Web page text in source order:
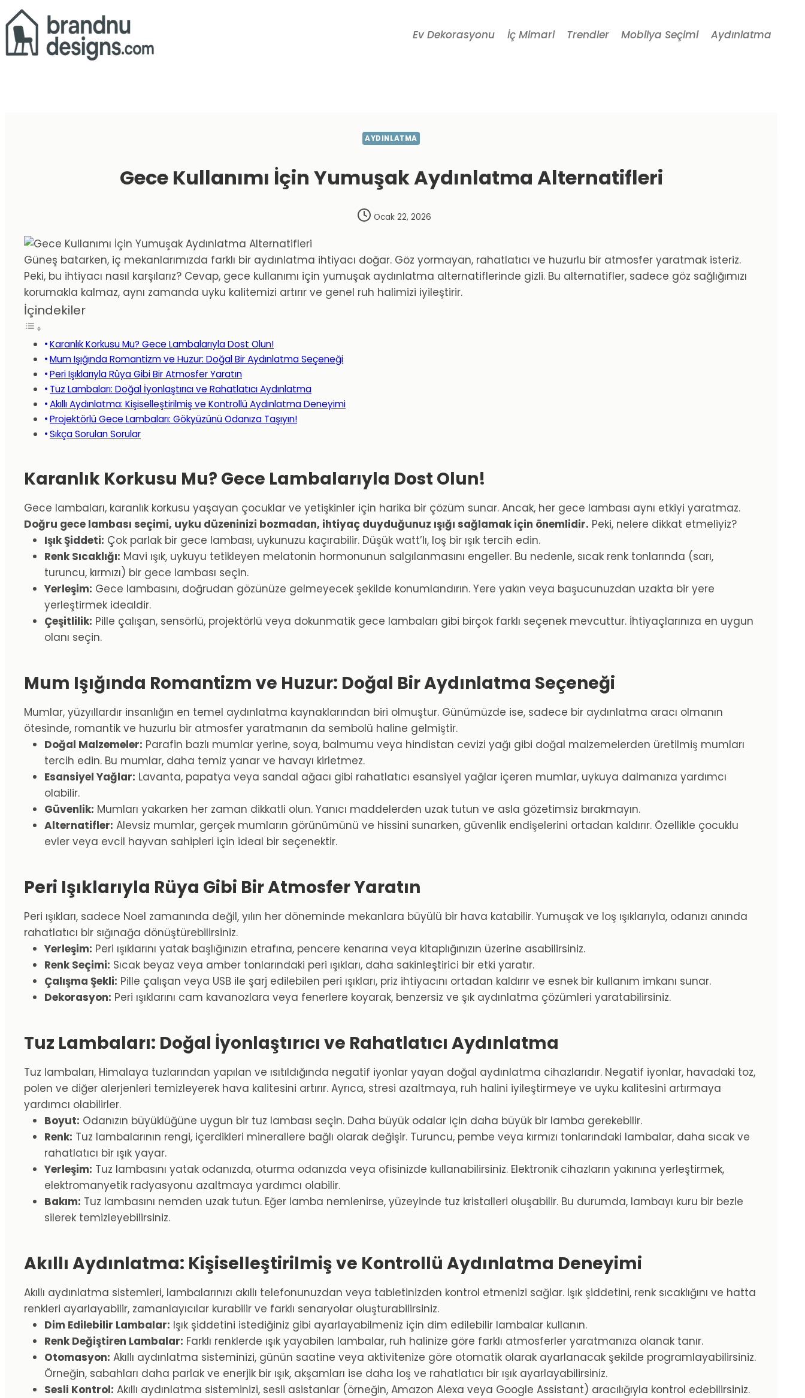
Skip
to
content
Ev Dekorasyonu İç Mimari Trendler Mobilya Seçimi Aydınlatma
AYDINLATMA
Gece Kullanımı İçin Yumuşak Aydınlatma Alternatifleri
Ocak 22, 2026
Güneş batarken, iç mekanlarımızda farklı bir aydınlatma ihtiyacı doğar. Göz yormayan, rahatlatıcı ve huzurlu bir atmosfer yaratmak isteriz.
Peki, bu ihtiyacı nasıl karşılarız? Cevap, gece kullanımı için yumuşak aydınlatma alternatiflerinde gizli. Bu alternatifler, sadece göz sağlığımızı
korumakla kalmaz, aynı zamanda uyku kalitemizi artırır ve genel ruh halimizi iyileştirir.
İçindekiler
Karanlık Korkusu Mu? Gece Lambalarıyla Dost Olun!
Mum Işığında Romantizm ve Huzur: Doğal Bir Aydınlatma Seçeneği
Peri Işıklarıyla Rüya Gibi Bir Atmosfer Yaratın
Tuz Lambaları: Doğal İyonlaştırıcı ve Rahatlatıcı Aydınlatma
Akıllı Aydınlatma: Kişiselleştirilmiş ve Kontrollü Aydınlatma Deneyimi
Projektörlü Gece Lambaları: Gökyüzünü Odanıza Taşıyın!
Sıkça Sorulan Sorular
Karanlık Korkusu Mu? Gece Lambalarıyla Dost Olun!
Gece lambaları, karanlık korkusu yaşayan çocuklar ve yetişkinler için harika bir çözüm sunar. Ancak, her gece lambası aynı etkiyi yaratmaz.
Doğru gece lambası seçimi, uyku düzeninizi bozmadan, ihtiyaç duyduğunuz ışığı sağlamak için önemlidir. Peki, nelere dikkat etmeliyiz?
Işık Şiddeti: Çok parlak bir gece lambası, uykunuzu kaçırabilir. Düşük watt’lı, loş bir ışık tercih edin.
Renk Sıcaklığı: Mavi ışık, uykuyu tetikleyen melatonin hormonunun salgılanmasını engeller. Bu nedenle, sıcak renk tonlarında (sarı,
turuncu, kırmızı) bir gece lambası seçin.
Yerleşim: Gece lambasını, doğrudan gözünüze gelmeyecek şekilde konumlandırın. Yere yakın veya başucunuzdan uzakta bir yere
yerleştirmek idealdir.
Çeşitlilik: Pille çalışan, sensörlü, projektörlü veya dokunmatik gece lambaları gibi birçok farklı seçenek mevcuttur. İhtiyaçlarınıza en uygun
olanı seçin.
Mum Işığında Romantizm ve Huzur: Doğal Bir Aydınlatma Seçeneği
Mumlar, yüzyıllardır insanlığın en temel aydınlatma kaynaklarından biri olmuştur. Günümüzde ise, sadece bir aydınlatma aracı olmanın
ötesinde, romantik ve huzurlu bir atmosfer yaratmanın da sembolü haline gelmiştir.
Doğal Malzemeler: Parafin bazlı mumlar yerine, soya, balmumu veya hindistan cevizi yağı gibi doğal malzemelerden üretilmiş mumları
tercih edin. Bu mumlar, daha temiz yanar ve havayı kirletmez.
Esansiyel Yağlar: Lavanta, papatya veya sandal ağacı gibi rahatlatıcı esansiyel yağlar içeren mumlar, uykuya dalmanıza yardımcı
olabilir.
Güvenlik: Mumları yakarken her zaman dikkatli olun. Yanıcı maddelerden uzak tutun ve asla gözetimsiz bırakmayın.
Alternatifler: Alevsiz mumlar, gerçek mumların görünümünü ve hissini sunarken, güvenlik endişelerini ortadan kaldırır. Özellikle çocuklu
evler veya evcil hayvan sahipleri için ideal bir seçenektir.
Peri Işıklarıyla Rüya Gibi Bir Atmosfer Yaratın
Peri ışıkları, sadece Noel zamanında değil, yılın her döneminde mekanlara büyülü bir hava katabilir. Yumuşak ve loş ışıklarıyla, odanızı anında
rahatlatıcı bir sığınağa dönüştürebilirsiniz.
Yerleşim: Peri ışıklarını yatak başlığınızın etrafına, pencere kenarına veya kitaplığınızın üzerine asabilirsiniz.
Renk Seçimi: Sıcak beyaz veya amber tonlarındaki peri ışıkları, daha sakinleştirici bir etki yaratır.
Çalışma Şekli: Pille çalışan veya USB ile şarj edilebilen peri ışıkları, priz ihtiyacını ortadan kaldırır ve esnek bir kullanım imkanı sunar.
Dekorasyon: Peri ışıklarını cam kavanozlara veya fenerlere koyarak, benzersiz ve şık aydınlatma çözümleri yaratabilirsiniz.
Tuz Lambaları: Doğal İyonlaştırıcı ve Rahatlatıcı Aydınlatma
Tuz lambaları, Himalaya tuzlarından yapılan ve ısıtıldığında negatif iyonlar yayan doğal aydınlatma cihazlarıdır. Negatif iyonlar, havadaki toz,
polen ve diğer alerjenleri temizleyerek hava kalitesini artırır. Ayrıca, stresi azaltmaya, ruh halini iyileştirmeye ve uyku kalitesini artırmaya
yardımcı olabilirler.
Boyut: Odanızın büyüklüğüne uygun bir tuz lambası seçin. Daha büyük odalar için daha büyük bir lamba gerekebilir.
Renk: Tuz lambalarının rengi, içerdikleri minerallere bağlı olarak değişir. Turuncu, pembe veya kırmızı tonlarındaki lambalar, daha sıcak ve
rahatlatıcı bir ışık yayar.
Yerleşim: Tuz lambasını yatak odanızda, oturma odanızda veya ofisinizde kullanabilirsiniz. Elektronik cihazların yakınına yerleştirmek,
elektromanyetik radyasyonu azaltmaya yardımcı olabilir.
Bakım: Tuz lambasını nemden uzak tutun. Eğer lamba nemlenirse, yüzeyinde tuz kristalleri oluşabilir. Bu durumda, lambayı kuru bir bezle
silerek temizleyebilirsiniz.
Akıllı Aydınlatma: Kişiselleştirilmiş ve Kontrollü Aydınlatma Deneyimi
Akıllı aydınlatma sistemleri, lambalarınızı akıllı telefonunuzdan veya tabletinizden kontrol etmenizi sağlar. Işık şiddetini, renk sıcaklığını ve hatta
renkleri ayarlayabilir, zamanlayıcılar kurabilir ve farklı senaryolar oluşturabilirsiniz.
Dim Edilebilir Lambalar: Işık şiddetini istediğiniz gibi ayarlayabilmeniz için dim edilebilir lambalar kullanın.
Renk Değiştiren Lambalar: Farklı renklerde ışık yayabilen lambalar, ruh halinize göre farklı atmosferler yaratmanıza olanak tanır.
Otomasyon: Akıllı aydınlatma sisteminizi, günün saatine veya aktivitenize göre otomatik olarak ayarlanacak şekilde programlayabilirsiniz.
Örneğin, sabahları daha parlak ve enerjik bir ışık, akşamları ise daha loş ve rahatlatıcı bir ışık ayarlayabilirsiniz.
Sesli Kontrol: Akıllı aydınlatma sisteminizi, sesli asistanlar (örneğin, Amazon Alexa veya Google Assistant) aracılığıyla kontrol edebilirsiniz.